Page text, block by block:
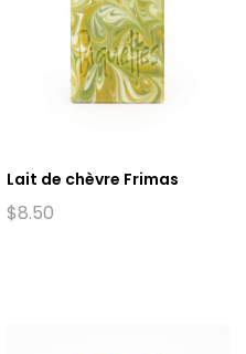
Lait de chèvre Frimas
$8.50